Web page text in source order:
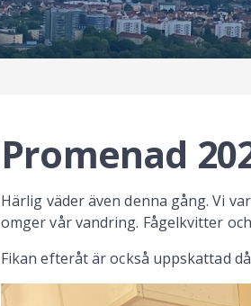
Promenad
Härlig väder även denna gång. Vi
omger vår vandring. Fågelkvitter
Fikan efteråt är också uppskattad